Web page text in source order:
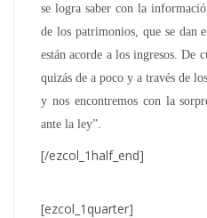
se logra saber con la
de los patrimonios, que se dan
están acorde a los ingresos. De
quizás de a poco y a través de
y nos encontremos con la
ante la ley”.
[/ezcol_1half_end]
[ezcol_1quarter]